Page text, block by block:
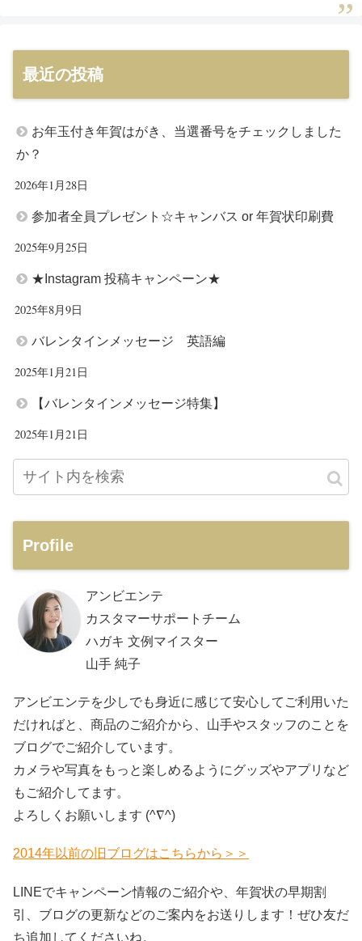
最近の投稿
お年玉付き年賀はがき、当選番号をチェックしました
か？
2026年1月28日
参加者全員プレゼント☆キャンバス or 年賀状印刷費
2025年9月25日
★Instagram 投稿キャンペーン★
2025年8月9日
バレンタインメッセージ 英語編
2025年1月21日
【バレンタインメッセージ特集】
2025年1月21日
Profile
アンビエンテ
カスタマーサポートチーム
ハガキ 文例マイスター
山手 純子
アンビエンテを少しでも身近に感じて安心してご利用いた
だければと、商品のご紹介から、山手やスタッフのことを
ブログでご紹介しています。
カメラや写真をもっと楽しめるようにグッズやアプリなど
もご紹介してます。
よろしくお願いします (^∇^)
2014年以前の旧ブログはこちらから＞＞
LINEでキャンペーン情報のご紹介や、年賀状の早期割
引、ブログの更新などのご案内をお送りします！ぜひ友だ
ち追加してくださいね。